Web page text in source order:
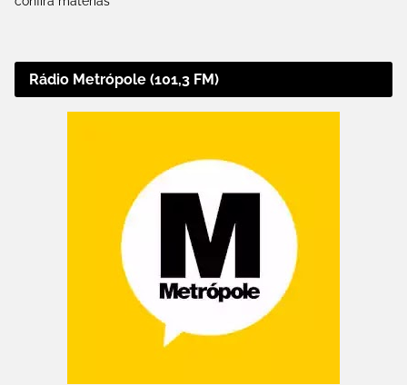
Rádio Metrópole (101,3 FM)